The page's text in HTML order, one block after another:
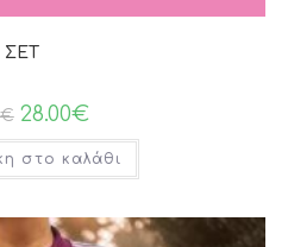
ΣΕΤ
€ 28.00€
στο καλάθι